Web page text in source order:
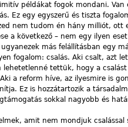
példákat fogok mondani.
Ez egy egyszerű és tiszta
nem tudom én hány milliót,
a következő – nem egy ilyen
más felállításban egy
fogalom: csalás. Aki csalt, azt
tettük, hogy a csalást
a reform híve, az ilyesmire is
Ez is hozzátartozik a
sokkal nagyobb és
amit nem mondjuk